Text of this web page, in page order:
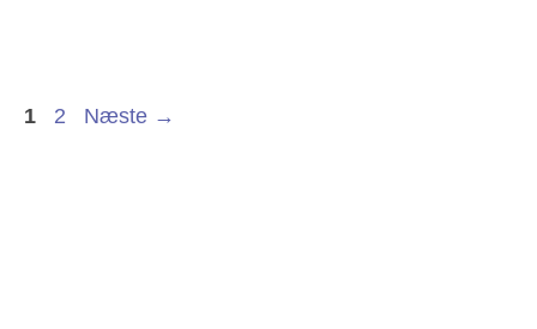
Side
1 Side
2 Næste →